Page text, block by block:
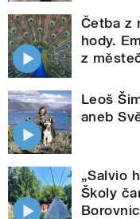
Četba z
hody.
z
Leoš
aneb
„Salvio
Školy